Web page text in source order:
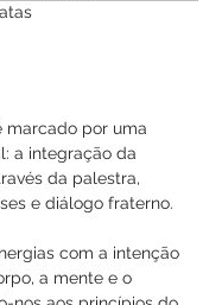
marcado por uma
a integração da
da palestra,
e diálogo fraterno.
com a intenção
a mente e o